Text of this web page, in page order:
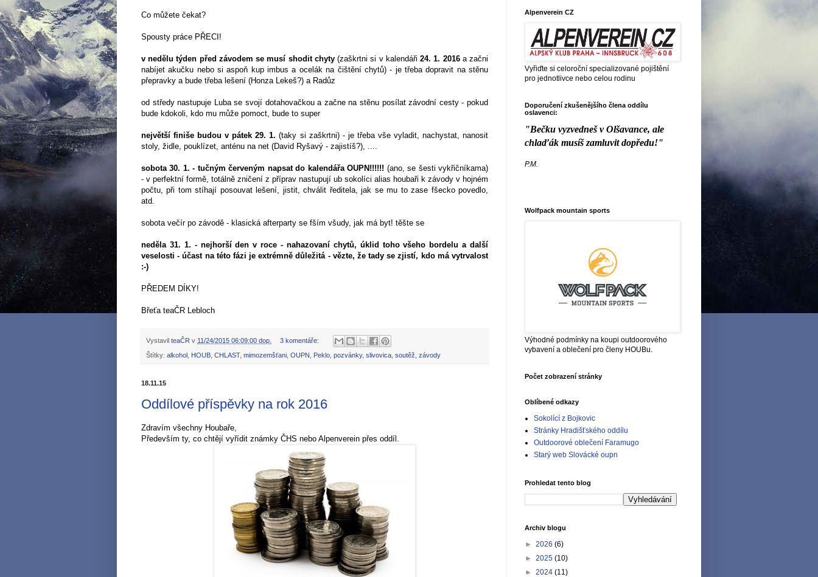
Co můžete čekat?
Spousty práce PŘECI!
v nedělu týden před závodem se musí shodit chyty(zaškrtni si v kalendáři24. 1. 2016a začni
nabíjet akučku nebo si aspoň kup imbus a ocelák na čištění chytů) - je třeba dopravit na stěnu
přepravky a bude třeba lešení (Honza Lekeš?) a Radůz
od středy nastupuje Luba se svojí dotahovačkou a začne na stěnu posílat závodní cesty - pokud
bude kdokoli, kdo mu může pomoct, bude to super
největší finiše budou v pátek 29. 1.(taky si zaškrtni) - je třeba vše vyladit, nachystat, nanosit
stoly, židle, pouklízet, anténu na net (David Ryšavý​ - zajistíš?), ....
sobota 30. 1. - tučným červeným napsat do kalendářa OUPN!!!!!! (ano, se šesti vykřičníkama)
- v perfektní formě, totálně zničení z příprav nastupují ub sokolíci alias houbaři k závody v hojném
počtu, při tom stíhají posouvat lešení, jistit, chválit ředitela, jak se mu to zase fšecko povedlo,
atd.
sobota večír po závodě - klasická afterparty se fším všudy, jak má byt! těšte se
neděla 31. 1. - nejhorší den v roce - nahazovaní chytů, úklid toho všeho bordelu a další
veselosti - účast na této fázi je extrémně důležitá - vězte, že tady se zjistí, kdo má vytrvalost
:-)
PŘEDEM DÍKY!
Břeťa teaČR Lebloch​
Vystavil teaČR v 11/24/2015 06:09:00 dop. 3 komentáře:
Štítky: alkohol HOUB CHLAST, mimozemšťani OUPN Peklo pozvánky, slivovica soutěž závody
18.11.15
Oddílové příspěvky na rok 2016
Zdravím všechny Houbaře,
Především ty, co chtějí vyřídit známky ČHS nebo Alpenverein přes oddíl.
Alpenverein CZ
Vyřiďte si celoroční specializované pojištění
pro jednotlivce nebo celou rodinu
Doporučení zkušenějšího člena oddílu
oslavenci:
"Bečku vyzvedneš v Olšavance, ale
chlaďák musíš zamluvit dopředu!"
P.M.
Wolfpack mountain sports
Výhodné podmínky na koupi outdoorového
vybavení a oblečení pro členy HOUBu.
Počet zobrazení stránky
Oblíbené odkazy
Sokolící z Bojkovic
Stránky Hradišťského oddílu
Outdoorové oblečení Faramugo
Starý web Slovácké oupn
Prohledat tento blog
Archiv blogu
► 2026 (6)
► 2025 (10)
► 2024 (11)